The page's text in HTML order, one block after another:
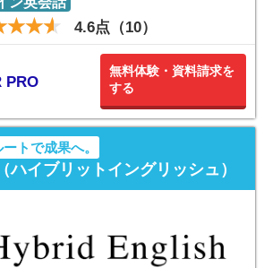
4.6点（10）
PRO
無料体験・資料請求を
する
トで成果へ。
イブリットイングリッシュ）